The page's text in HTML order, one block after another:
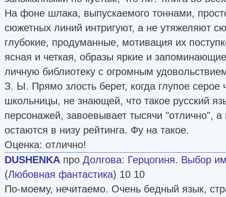
На фоне шлака, выпускаемого тоннами,
сюжетных линий интригуют, а не утяжеляют
глубокие, продуманные, мотивация их
ясная и четкая, образы яркие и
личную библиотеку с огромным
З. Ы. Прямо злость берет, когда глупое серое
школьницы, не знающей, что такое русский
персонажей, завоевывает тысячи "отлично", а
остаются в низу рейтинга. Фу на такое.
Оценка: отлично!
DUSHENKA про Долгова: Герцогиня. Выбор
(Любовная фантастика) 10 10
По-моему, нечитаемо. Очень бедный язык,